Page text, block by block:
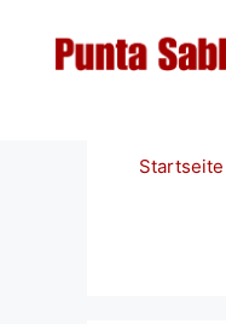
springen
Startseite